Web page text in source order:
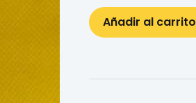
Añadir al carrito